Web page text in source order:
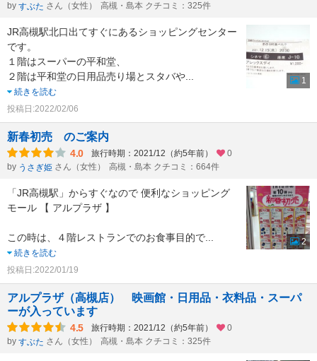
by すぶた さん（女性） 高槻・島本 クチコミ：325件
JR高槻駅北口出てすぐにあるショッピングセンター
です。
１階はスーパーの平和堂、
２階は平和堂の日用品売り場とスタバや...
続きを読む
投稿日:2022/02/06
1
新春初売 のご案内
4.0 旅行時期：2021/12（約5年前）
0
by うさぎ姫 さん（女性） 高槻・島本 クチコミ：664件
「JR高槻駅」からすぐなので 便利なショッピング
モール 【 アルプラザ 】
この時は、４階レストランでのお食事目的で...
続きを読む
投稿日:2022/01/19
2
アルプラザ（高槻店） 映画館・日用品・衣料品・スーパ
ーが入っています
4.5 旅行時期：2021/12（約5年前）
0
by すぶた さん（女性） 高槻・島本 クチコミ：325件